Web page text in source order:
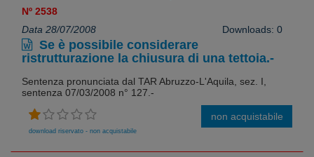
Nº 2538
Data 28/07/2008
Downloads: 0
Se è possibile considerare
ristrutturazione la chiusura di una tettoia.-
Sentenza pronunciata dal TAR Abruzzo-L'Aquila, sez. I,
sentenza 07/03/2008 n° 127.-
download riservato - non acquistabile
non acquistabile